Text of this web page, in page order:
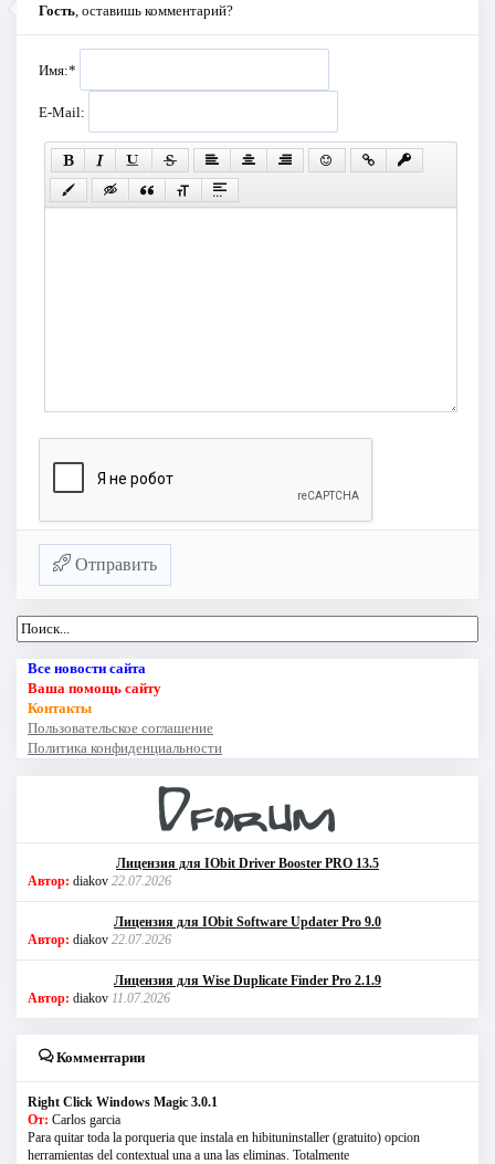
Гость , оставишь комментарий?
Имя:*
E-Mail:
Отправить
Все новости сайта
Ваша помощь сайту
Контакты
Пользовательское соглашение
Политика конфиденциальности
Лицензия для IObit Driver Booster PRO 13.5
Автор: diakov 22.07.2026
Лицензия для IObit Software Updater Pro 9.0
Автор: diakov 22.07.2026
Лицензия для Wise Duplicate Finder Pro 2.1.9
Автор: diakov 11.07.2026
Комментарии
Right Click Windows Magic 3.0.1
От: Carlos garcia
Para quitar toda la porqueria que instala en hibituninstaller (gratuito) opcion
herramientas del contextual una a una las eliminas. Totalmente